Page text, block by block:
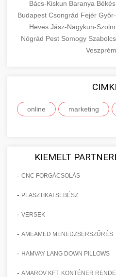
Bács-Kiskun Baranya Békés
Budapest Csongrád Fejér
Heves Jász-Nagykun-
Nógrád Pest Somogy
Veszprém
online marketing
KIEMELT
- CNC FORGÁCSOLÁS
- PLASZTIKAI SEBÉSZ
- VERSEK
- AMEAMED MENEDZSERSZŰRÉS
- HAMVAY LANG DOWN PILLOWS
- AMAROV KFT. KONTÉNER